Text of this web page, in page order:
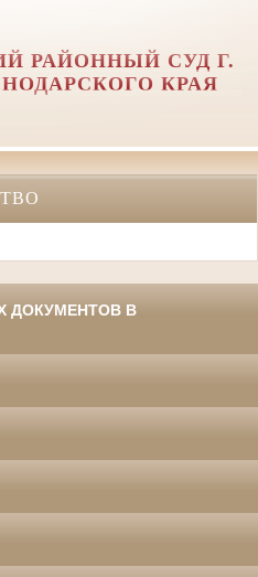
РАЙОННЫЙ СУД Г.
КРАЯ
ДОКУМЕНТОВ В